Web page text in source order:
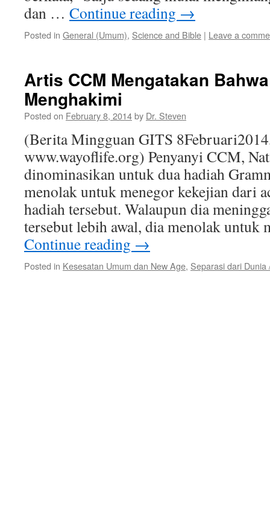
dan … Continue reading →
Posted in General (Umum), Science and Bible | Leave a
Artis CCM Mengatakan
Menghakimi
Posted on February 8, 2014by Dr. Steven
(Berita Mingguan GITS
www.wayoflife.org) Penyanyi CCM,
dinominasikan untuk dua hadiah
menolak untuk menegor kekejian dari
hadiah tersebut. Walaupun dia
tersebut lebih awal, dia menolak untuk
Continue reading →
Posted in Kesesatan Umum dan New Age, Separasi dari Dunia